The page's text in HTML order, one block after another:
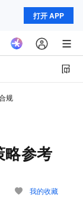
打开 APP
规
略参考
我的收藏